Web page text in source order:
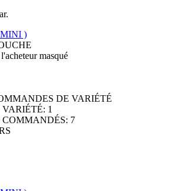
)
masqué
DE VARIÉTÉ
: 1
: 7